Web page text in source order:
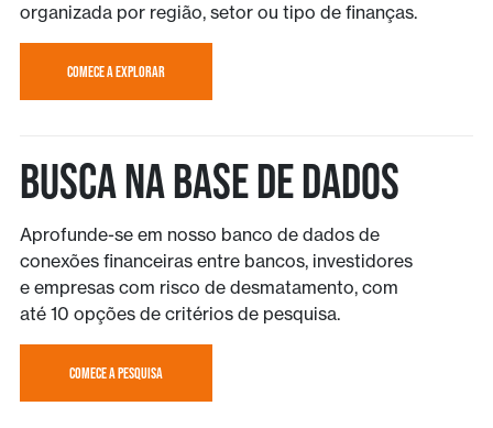
organizada por região, setor ou tipo de finanças.
COMECE A EXPLORAR
Busca na base de dados
Aprofunde-se em nosso banco de dados de
conexões financeiras entre bancos, investidores
e empresas com risco de desmatamento, com
até 10 opções de critérios de pesquisa.
COMECE A PESQUISA